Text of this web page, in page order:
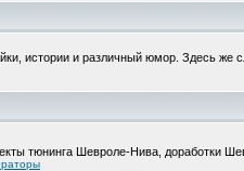
истории и различный юмор. Здесь же
тюнинга Шевроле-Нива, доработки